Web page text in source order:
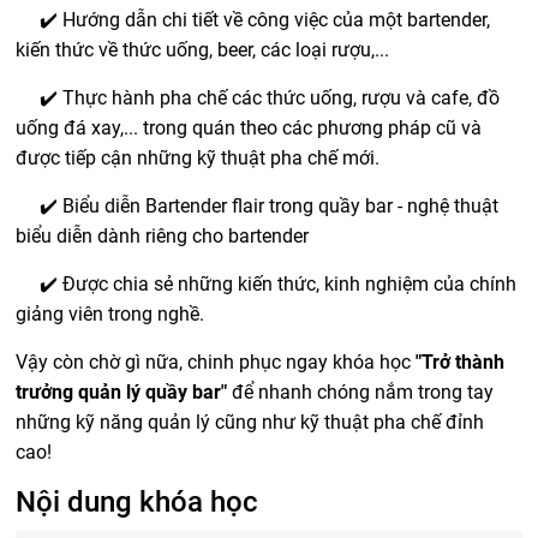
✔️ Hướng dẫn chi tiết về công việc của một bartender,
kiến thức về thức uống, beer, các loại rượu,...
✔️ Thực hành pha chế các thức uống, rượu và cafe, đồ
uống đá xay,... trong quán theo các phương pháp cũ và
được tiếp cận những kỹ thuật pha chế mới.
✔️ Biểu diễn Bartender flair trong quầy bar - nghệ thuật
biểu diễn dành riêng cho bartender
✔️ Được chia sẻ những kiến thức, kinh nghiệm của chính
giảng viên trong nghề.
Vậy còn chờ gì nữa, chinh phục ngay khóa học"Trở thành
trưởng quản lý quầy bar"để nhanh chóng nắm trong tay
những kỹ năng quản lý cũng như kỹ thuật pha chế đỉnh
cao!
Nội dung khóa học